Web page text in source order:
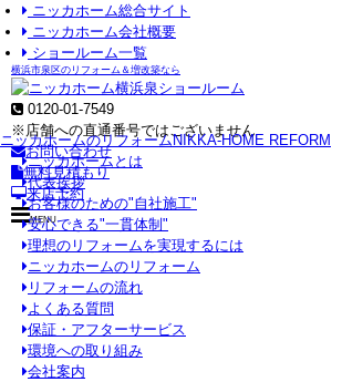
ニッカホーム総合サイト
ニッカホーム会社概要
ショールーム一覧
横浜市泉区のリフォーム＆増改築なら
0120-01-7549
※店舗への直通番号ではございません
お問い合わせ
無料見積もり
来店予約
MENU
ニッカホームのリフォームNIKKA-HOME REFORM
ニッカホームとは
代表挨拶
お客様のための"自社施工"
安心できる"一貫体制"
理想のリフォームを実現するには
ニッカホームのリフォーム
リフォームの流れ
よくある質問
保証・アフターサービス
環境への取り組み
会社案内